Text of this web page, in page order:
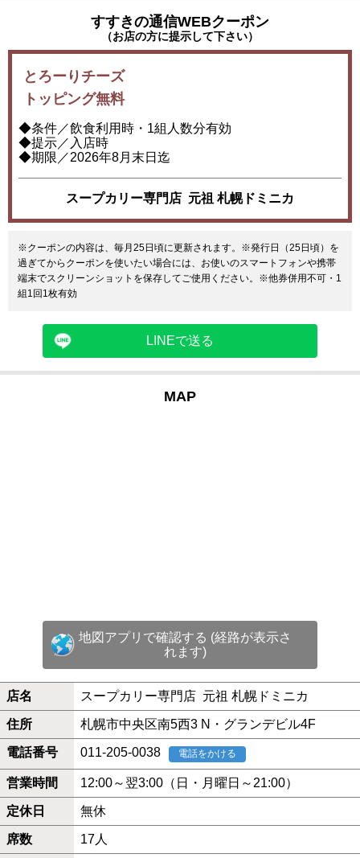
すすきの通信WEBクーポン
（お店の方に提示して下さい）
とろーりチーズ
トッピング無料
◆条件／飲食利用時・1組人数分有効
◆提示／入店時
◆期限／2026年8月末日迄
スープカリー専門店 元祖 札幌ドミニカ
※クーポンの内容は、毎月25日頃に更新されます。※発行日（25日頃）を
過ぎてからクーポンを使いたい場合には、お使いのスマートフォンや携帯
端末でスクリーンショットを保存してご使用ください。※他券併用不可・1
組1回1枚有効
LINEで送る
MAP
地図アプリで確認する (経路が表示さ
れます)
店名 スープカリー専門店 元祖 札幌ドミニカ
住所 札幌市中央区南5西3 N・グランデビル4F
電話番号 011-205-0038 電話をかける
営業時間 12:00～翌3:00（日・月曜日～21:00）
定休日 無休
席数 17人